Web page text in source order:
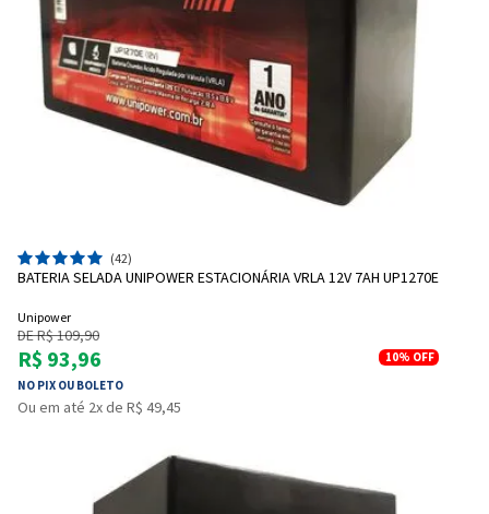
(42)
BATERIA SELADA UNIPOWER ESTACIONÁRIA VRLA 12V 7AH UP1270E
Unipower
DE R$ 109,90
R$ 93,96
NO PIX OU BOLETO
10% OFF
Ou em até 2x de R$ 49,45